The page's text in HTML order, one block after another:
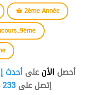
2ème Année
أحصل الأنعلىأحدث
إتصل على